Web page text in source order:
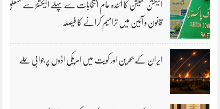
الیکشن کمیشن کا آئندہ عام انتخابات سے پہلے الیکشنز سے متعلق
قانون و آئین میں ترامیم کرانے کا فیصلہ
ایران کے بحرین اور کویت میں امریکی اڈوں پر جوابی حملے